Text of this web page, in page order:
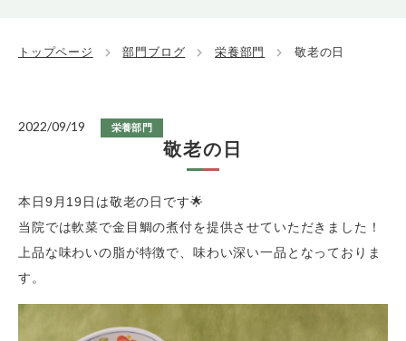
トップページ 部門ブログ 栄養部門 敬老の日
2022/09/19 栄養部門
敬老の日
本日9月19日は敬老の日です🌟
当院では軟菜で金目鯛の煮付を提供させていただきました！
上品な味わいの脂が特徴で、味わい深い一品となっておりま
す。